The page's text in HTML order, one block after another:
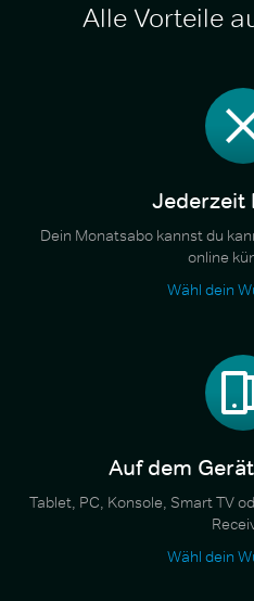
Alle Vorteile
Jederzeit
Dein Monatsabo kannst du
online
Wähl dein
Auf dem
Tablet, PC, Konsole, Smart TV
Wähl dein